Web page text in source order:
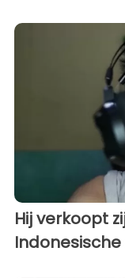
Hij verkoopt